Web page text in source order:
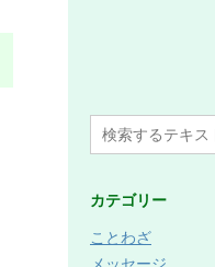
カテゴリー
ことわざ